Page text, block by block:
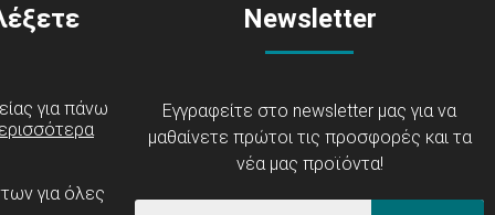
για πάνω
για όλες
Newsletter
Εγγραφείτε στο newsletter μας για να
μαθαίνετε πρώτοι τις προσφορές και τα
νέα μας προϊόντα!